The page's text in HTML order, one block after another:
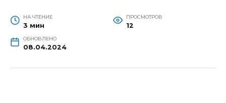
НА ЧТЕНИЕ
3 мин
ПРОСМОТРОВ
12
ОБНОВЛЕНО
08.04.2024